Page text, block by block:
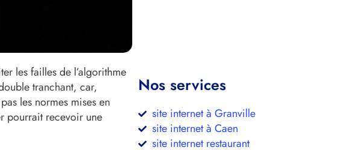
les failles de l’algorithme
tranchant, car,
les normes mises en
pourrait recevoir une
Nos services
site internet à Granville
site internet à Caen
site internet restaurant